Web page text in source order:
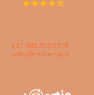
+31 085 303 0315
sales@retoertje.nl